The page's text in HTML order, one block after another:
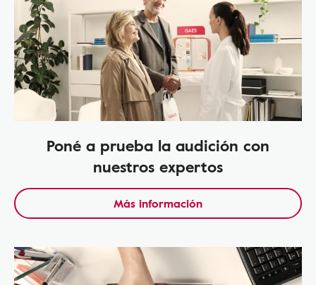
Poné a prueba la audición con
nuestros expertos
Más información